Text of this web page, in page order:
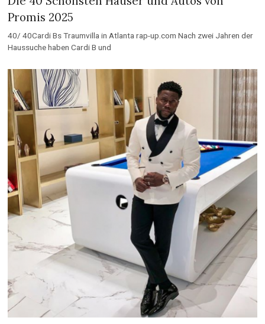
Promis 2025
40/ 40Cardi Bs Traumvilla in Atlanta rap-up.com Nach zwei Jahren der
Haussuche haben Cardi B und